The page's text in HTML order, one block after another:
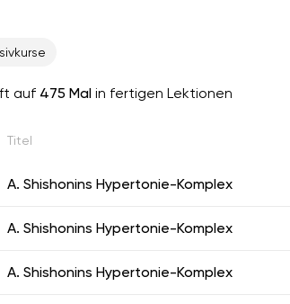
auf 475 Mal in fertigen Lektionen
Titel
A. Shishonins Hypertonie-Komplex
A. Shishonins Hypertonie-Komplex
A. Shishonins Hypertonie-Komplex